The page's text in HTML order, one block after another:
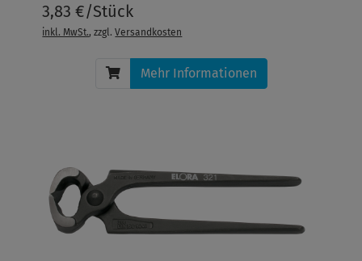
3,83 €/Stück
inkl. MwSt., zzgl.Versandkosten
Mehr Informationen